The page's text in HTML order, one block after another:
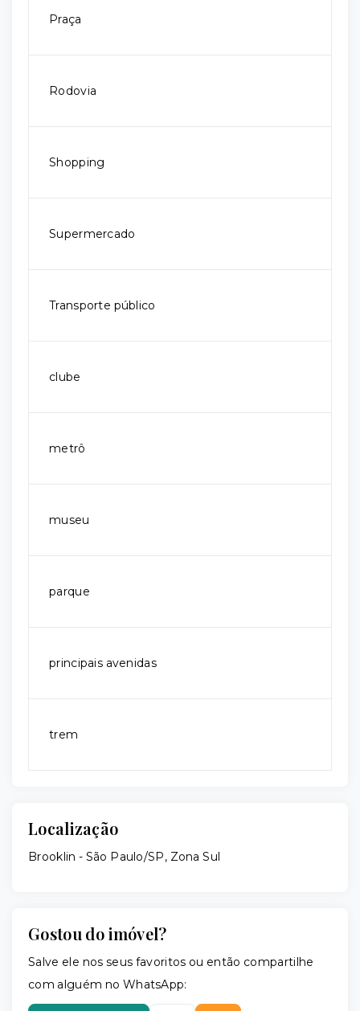
Praça
Rodovia
Shopping
Supermercado
Transporte público
clube
metrô
museu
parque
principais avenidas
trem
Localização
Brooklin - São Paulo/SP, Zona Sul
Gostou do imóvel?
Salve ele nos seus favoritos ou então compartilhe
com alguém no WhatsApp: